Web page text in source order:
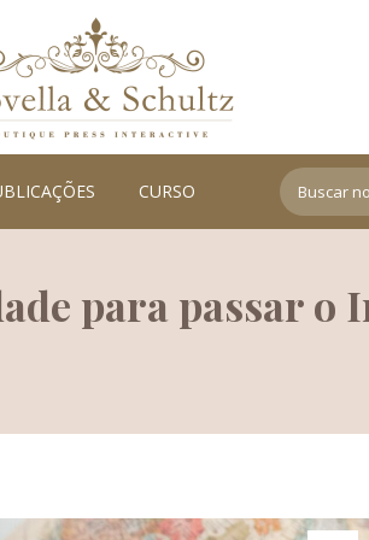
CURSO
Search:
para passar o